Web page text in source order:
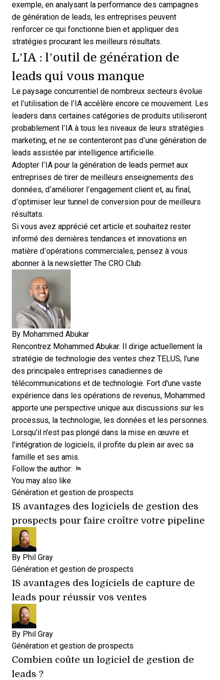
exemple, en analysant la performance des campagnes
de génération de leads, les entreprises peuvent
renforcer ce qui fonctionne bien et appliquer des
stratégies procurant les meilleurs résultats.
L’IA : l’outil de génération de
leads qui vous manque
Le paysage concurrentiel de nombreux secteurs évolue
et l’utilisation de l’IA accélère encore ce mouvement. Les
leaders dans certaines catégories de produits utiliseront
probablement l’IA à tous les niveaux de leurs stratégies
marketing, et ne se contenteront pas d’une génération de
leads assistée par intelligence artificielle.
Adopter l’IA pour la génération de leads permet aux
entreprises de tirer de meilleurs enseignements des
données, d’améliorer l’engagement client et, au final,
d’optimiser leur tunnel de conversion pour de meilleurs
résultats.
Si vous avez apprécié cet article et souhaitez rester
informé des dernières tendances et innovations en
matière d’opérations commerciales, pensez à vous
abonner à la newsletter The CRO Club.
By Mohammed Abukar
Rencontrez Mohammed Abukar. Il dirige actuellement la
stratégie de technologie des ventes chez TELUS, l'une
des principales entreprises canadiennes de
télécommunications et de technologie. Fort d'une vaste
expérience dans les opérations de revenus, Mohammed
apporte une perspective unique aux discussions sur les
processus, la technologie, les données et les personnes.
Lorsqu'il n'est pas plongé dans la mise en œuvre et
l'intégration de logiciels, il profite du plein air avec sa
famille et ses amis.
Follow the author:
You may also like
Génération et gestion de prospects
18 avantages des logiciels de gestion des
prospects pour faire croître votre pipeline
By Phil Gray
Génération et gestion de prospects
18 avantages des logiciels de capture de
leads pour réussir vos ventes
By Phil Gray
Génération et gestion de prospects
Combien coûte un logiciel de gestion de
leads ?